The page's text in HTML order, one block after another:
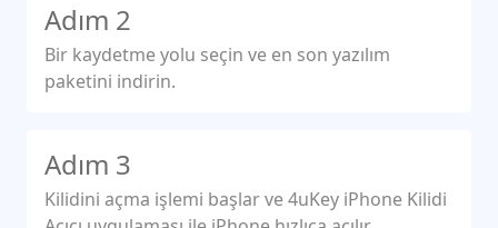
Adım 2
Bir kaydetme yolu seçin ve en son yazılım
paketini indirin.
Adım 3
Kilidini açma işlemi başlar ve 4uKey iPhone Kilidi